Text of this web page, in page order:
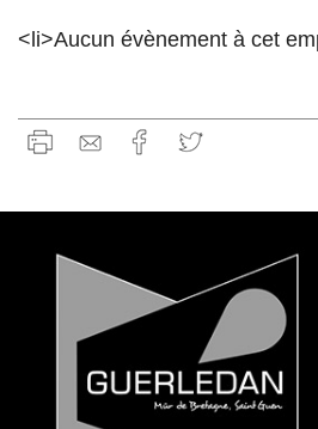
<li>Aucun évènement à cet